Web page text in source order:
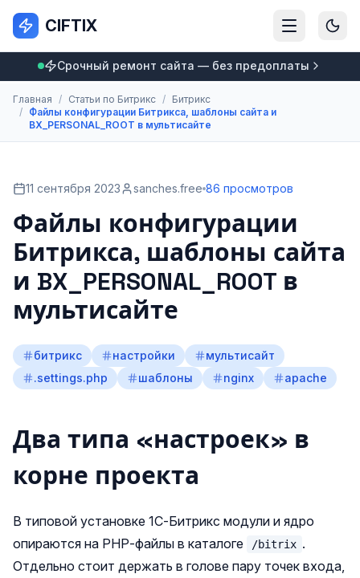
CIFTIX
Срочный ремонт сайта — без предоплаты
Главная / Статьи по Битрикс / Битрикс
/ Файлы конфигурации Битрикса, шаблоны сайта и
BX_PERSONAL_ROOT в мультисайте
11 сентября 2023 sanches.free 86 просмотров
Файлы конфигурации
Битрикса, шаблоны сайта
и BX_PERSONAL_ROOT в
мультисайте
битрикс настройки
мультисайт
.settings.php
шаблоны nginx apache
Два типа «настроек» в
корне проекта
В типовой установке 1С‑Битрикс модули и ядро
опираются на PHP‑файлы в каталоге
/bitrix .
Отдельно стоит держать в голове пару точек входа,